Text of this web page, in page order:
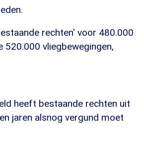
rechten' voor 480.000
520.000 vliegbewegingen,
heeft bestaande rechten uit
jaren alsnog vergund moet